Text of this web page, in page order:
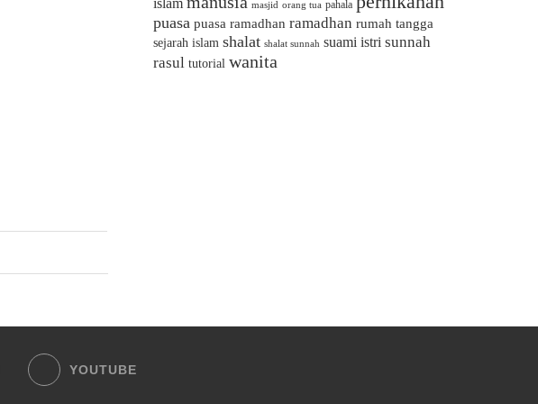
islam masjid orang tua pahala
puasa puasa ramadhan ramadhan rumah tangga
sejarah islam shalat shalat sunnah suami istri sunnah
rasul tutorial wanita
YOUTUBE